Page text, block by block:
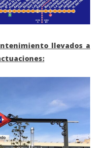
La Rambla-Hospital
Metro.
de
llevados a